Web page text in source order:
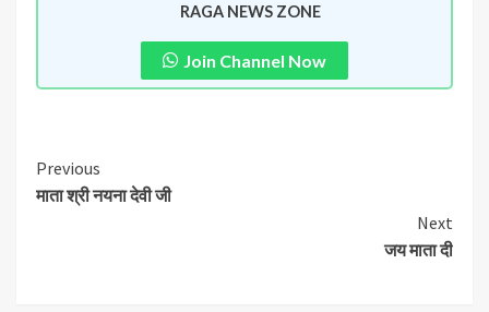
RAGA NEWS ZONE
Join Channel Now
Previous
माता श्री नयना देवी जी
Next
जय माता दी